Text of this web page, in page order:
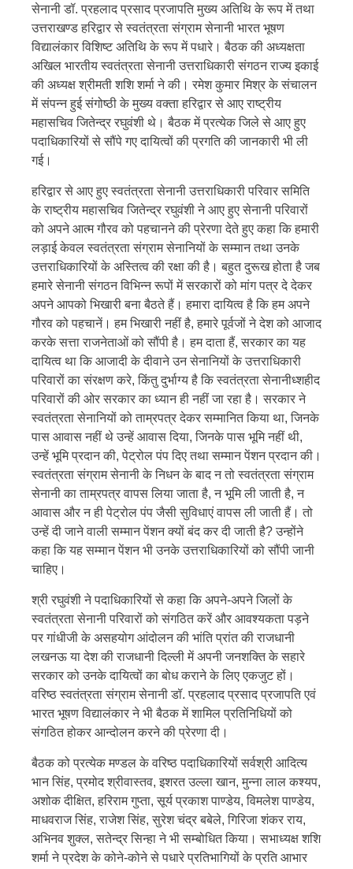
सेनानी डॉ. प्रहलाद प्रसाद प्रजापति मुख्य अतिथि के रूप में तथा
उत्तराखण्ड हरिद्वार से स्वतंत्रता संग्राम सेनानी भारत भूषण
विद्यालंकार विशिष्ट अतिथि के रूप में पधारे। बैठक की अध्यक्षता
अखिल भारतीय स्वतंत्रता सेनानी उत्तराधिकारी संगठन राज्य इकाई
की अध्यक्ष श्रीमती शशि शर्मा ने की। रमेश कुमार मिश्र के संचालन
में संपन्न हुई संगोष्ठी के मुख्य वक्ता हरिद्वार से आए राष्ट्रीय
महासचिव जितेन्द्र रघुवंशी थे। बैठक में प्रत्येक जिले से आए हुए
पदाधिकारियों से सौंपे गए दायित्वों की प्रगति की जानकारी भी ली
गई।
हरिद्वार से आए हुए स्वतंत्रता सेनानी उत्तराधिकारी परिवार समिति
के राष्ट्रीय महासचिव जितेन्द्र रघुवंशी ने आए हुए सेनानी परिवारों
को अपने आत्म गौरव को पहचानने की प्रेरणा देते हुए कहा कि हमारी
लड़ाई केवल स्वतंत्रता संग्राम सेनानियों के सम्मान तथा उनके
उत्तराधिकारियों के अस्तित्व की रक्षा की है। बहुत दुरूख होता है जब
हमारे सेनानी संगठन विभिन्न रूपों में सरकारों को मांग पत्र दे देकर
अपने आपको भिखारी बना बैठते हैं। हमारा दायित्व है कि हम अपने
गौरव को पहचानें। हम भिखारी नहीं है, हमारे पूर्वजों ने देश को आजाद
करके सत्ता राजनेताओं को सौंपी है। हम दाता हैं, सरकार का यह
दायित्व था कि आजादी के दीवाने उन सेनानियों के उत्तराधिकारी
परिवारों का संरक्षण करे, किंतु दुर्भाग्य है कि स्वतंत्रता सेनानीध्शहीद
परिवारों की ओर सरकार का ध्यान ही नहीं जा रहा है। सरकार ने
स्वतंत्रता सेनानियों को ताम्रपत्र देकर सम्मानित किया था, जिनके
पास आवास नहीं थे उन्हें आवास दिया, जिनके पास भूमि नहीं थी,
उन्हें भूमि प्रदान की, पेट्रोल पंप दिए तथा सम्मान पेंशन प्रदान की।
स्वतंत्रता संग्राम सेनानी के निधन के बाद न तो स्वतंत्रता संग्राम
सेनानी का ताम्रपत्र वापस लिया जाता है, न भूमि ली जाती है, न
आवास और न ही पेट्रोल पंप जैसी सुविधाएं वापस ली जाती हैं। तो
उन्हें दी जाने वाली सम्मान पेंशन क्यों बंद कर दी जाती है? उन्होंने
कहा कि यह सम्मान पेंशन भी उनके उत्तराधिकारियों को सौंपी जानी
चाहिए।
श्री रघुवंशी ने पदाधिकारियों से कहा कि अपने-अपने जिलों के
स्वतंत्रता सेनानी परिवारों को संगठित करें और आवश्यकता पड़ने
पर गांधीजी के असहयोग आंदोलन की भांति प्रांत की राजधानी
लखनऊ या देश की राजधानी दिल्ली में अपनी जनशक्ति के सहारे
सरकार को उनके दायित्वों का बोध कराने के लिए एकजुट हों।
वरिष्ठ स्वतंत्रता संग्राम सेनानी डॉ. प्रहलाद प्रसाद प्रजापति एवं
भारत भूषण विद्यालंकार ने भी बैठक में शामिल प्रतिनिधियों को
संगठित होकर आन्दोलन करने की प्रेरणा दी।
बैठक को प्रत्येक मण्डल के वरिष्ठ पदाधिकारियों सर्वश्री आदित्य
भान सिंह, प्रमोद श्रीवास्तव, इशरत उल्ला खान, मुन्ना लाल कश्यप,
अशोक दीक्षित, हरिराम गुप्ता, सूर्य प्रकाश पाण्डेय, विमलेश पाण्डेय,
माधवराज सिंह, राजेश सिंह, सुरेश चंद्र बबेले, गिरिजा शंकर राय,
अभिनव शुक्ल, सतेन्द्र सिन्हा ने भी सम्बोधित किया। सभाध्यक्ष शशि
शर्मा ने प्रदेश के कोने-कोने से पधारे प्रतिभागियों के प्रति आभार